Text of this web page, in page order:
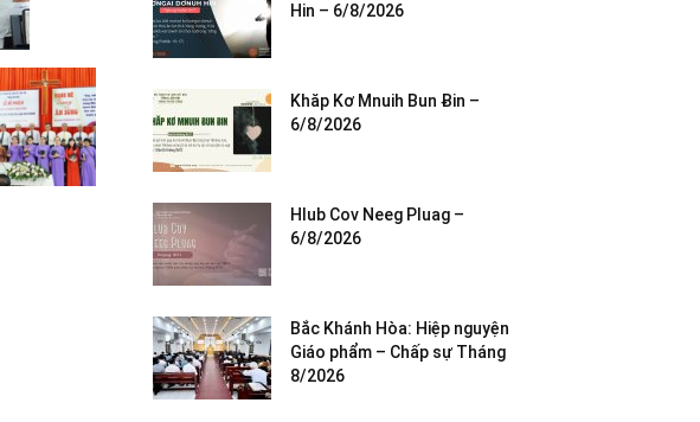
Hin – 6/8/2026
Khăp Kơ Mnuih Bun Ƀin –
6/8/2026
Hlub Cov Neeg Pluag –
6/8/2026
Bắc Khánh Hòa: Hiệp nguyện
Giáo phẩm – Chấp sự Tháng
8/2026